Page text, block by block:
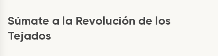
Súmate a la Revolución de los
Tejados